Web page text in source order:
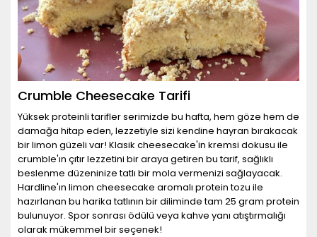
Crumble Cheesecake Tarifi
Yüksek proteinli tarifler serimizde bu hafta, hem göze hem de
damağa hitap eden, lezzetiyle sizi kendine hayran bırakacak
bir limon güzeli var! Klasik cheesecake'in kremsi dokusu ile
crumble'ın çıtır lezzetini bir araya getiren bu tarif, sağlıklı
beslenme düzeninize tatlı bir mola vermenizi sağlayacak.
Hardline'ın limon cheesecake aromalı protein tozu ile
hazırlanan bu harika tatlının bir diliminde tam 25 gram protein
bulunuyor. Spor sonrası ödülü veya kahve yanı atıştırmalığı
olarak mükemmel bir seçenek!